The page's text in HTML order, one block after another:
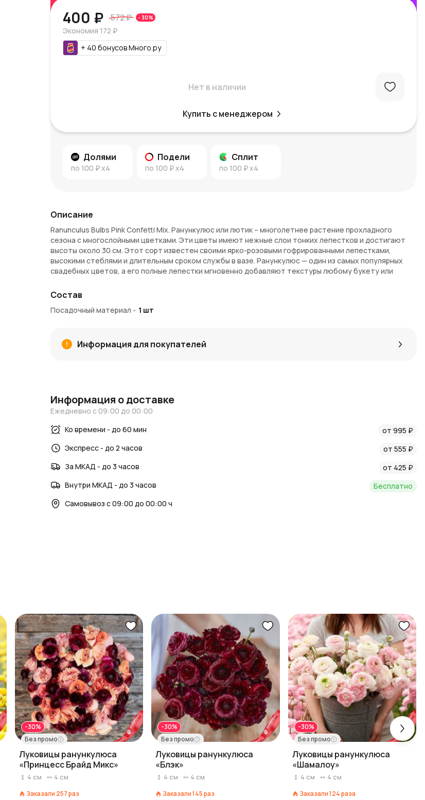
400 ₽ 572 ₽ - 30%
Экономия 172 ₽
+ 40 бонусовМного.ру
Нет в наличии
Купить с менеджером
Долями
по 100 ₽x4
Подели
по 100 ₽x4
Сплит
по 100 ₽x4
Описание
Ranunculus Bulbs Pink Confetti Mix. Ранункулюс или лютик – многолетнее растение прохладного
сезона с многослойными цветками. Эти цветы имеют нежные слои тонких лепестков и достигают
высоты около 30 см. Этот сорт известен своими ярко-розовыми гофрированными лепестками,
высокими стеблями и длительным сроком службы в вазе. Ранункулюс — один из самых популярных
свадебных цветов, а его полные лепестки мгновенно добавляют текстуры любому букету или
после окончания каждого сезона цветения.
Внимание!Садовые растения доступны по предзаказу. На доставку некоторых экземпляров может
Состав
Посадочный материал - 1 шт
Информация для покупателей
Информация о доставке
Ежедневно с 09:00 до 00:00
Ко времени - до 60 мин
от 995 ₽
Экспресс - до 2 часов
от 555 ₽
За МКАД - до 3 часов
от 425 ₽
Внутри МКАД - до 3 часов
Бесплатно
Самовывоз с 09:00 до 00:00 ч
-30%
Без промо
Луковицы ранункулюса
«Принцесс Брайд Микс»
4 см 4 см
Заказали 257раз
-30%
Без промо
Луковицы ранункулюса
«Блэк»
4 см 4 см
Заказали145раз
-30%
Без промо
Луковицы ранункулюса
«Шамалоу»
4 см 4 см
Заказали124раза